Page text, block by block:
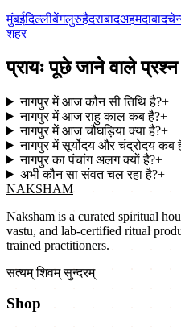
मुंबईदिल्लीबेंगलुरुहैदराबादअहमदाबाद
शहर
प्रायः पूछे जाने वाले प्रश्न
नागपुर में आज कौन सी तिथि है?+
नागपुर में आज राहु काल कब है?+
नागपुर में आज चौघड़िया क्या है?+
नागपुर में सूर्योदय और चंद्रोदय कब
नागपुर का पंचांग अलग क्यों है?+
अभी कौन सा संवत चल रहा है?+
NAKSHAM
Naksham is a curated spiritual
vastu, and lab-certified ritual
trained practitioners.
सत्यम् शिवम् सुन्दरम्
Shop